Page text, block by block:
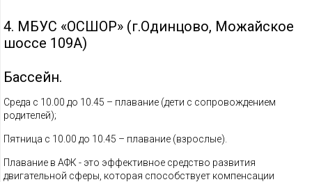
4. МБУС «ОСШОР» (г.Одинцово, Можайское
шоссе 109А)
Бассейн.
Среда с 10.00 до 10.45 – плавание (дети с сопровождением
родителей);
Пятница с 10.00 до 10.45 – плавание (взрослые).
Плавание в АФК - это эффективное средство развития
двигательной сферы, которая способствует компенсации